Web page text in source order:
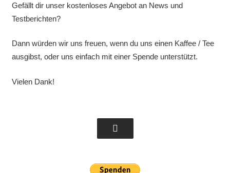
Gefällt dir unser kostenloses Angebot an News und
Testberichten?
Dann würden wir uns freuen, wenn du uns einen Kaffee / Tee
ausgibst, oder uns einfach mit einer Spende unterstützt.
Vielen Dank!